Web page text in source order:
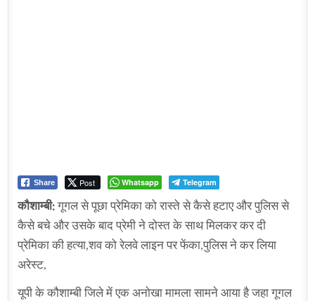
Share Post Whatsapp Telegram
कौशाम्बी:गूगल से पूछा प्रेमिका को रास्ते से कैसे हटाए और पुलिस से
कैसे बचे और उसके बाद प्रेमी ने दोस्त के साथ मिलकर कर दी
प्रेमिका की हत्या,शव को रेलवे लाइन पर फेंका,पुलिस ने कर लिया
अरेस्ट,
यूपी के कौशाम्बी जिले में एक अनोखा मामला सामने आया है जहा गूगल